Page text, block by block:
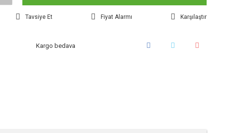
Tavsiye Et Fiyat Alarmı Karşılaştır
Kargo bedava